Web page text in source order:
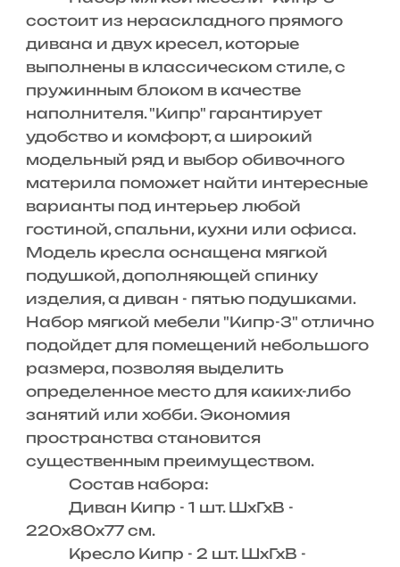
состоит из нераскладного прямого
дивана и двух кресел, которые
выполнены в классическом стиле, с
пружинным блоком в качестве
наполнителя. "Кипр" гарантирует
удобство и комфорт, а широкий
модельный ряд и выбор обивочного
материла поможет найти интересные
варианты под интерьер любой
гостиной, спальни, кухни или офиса.
Модель кресла оснащена мягкой
подушкой, дополняющей спинку
изделия, а диван - пятью подушками.
Набор мягкой мебели "Кипр-3" отлично
подойдет для помещений небольшого
размера, позволяя выделить
определенное место для каких-либо
занятий или хобби. Экономия
пространства становится
существенным преимуществом.
Состав набора:
Диван Кипр - 1 шт. ШхГхВ -
220х80х77 см.
Кресло Кипр - 2 шт. ШхГхВ -